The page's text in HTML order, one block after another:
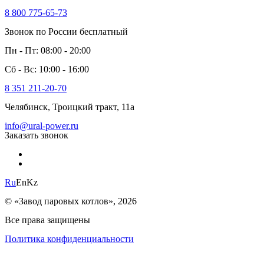
8 800 775-65-73
Звонок по России бесплатный
Пн - Пт: 08:00 - 20:00
Сб - Вс: 10:00 - 16:00
8 351 211-20-70
Челябинск, Троицкий тракт, 11а
info@ural-power.ru
Заказать звонок
RuEnKz
© «Завод паровых котлов», 2026
Все права защищены
Политика конфиденциальности